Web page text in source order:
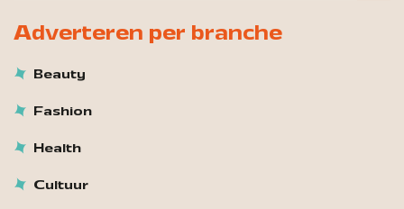
Adverteren per branche
Beauty
Fashion
Health
Cultuur